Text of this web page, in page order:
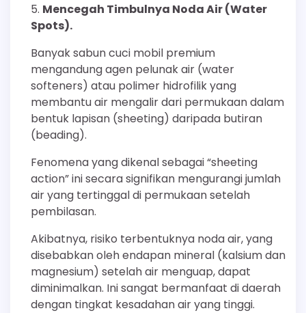
Mencegah Timbulnya Noda Air (Water
Spots).
Banyak sabun cuci mobil premium
mengandung agen pelunak air (water
softeners) atau polimer hidrofilik yang
membantu air mengalir dari permukaan dalam
bentuk lapisan (sheeting) daripada butiran
(beading).
Fenomena yang dikenal sebagai “sheeting
action” ini secara signifikan mengurangi jumlah
air yang tertinggal di permukaan setelah
pembilasan.
Akibatnya, risiko terbentuknya noda air, yang
disebabkan oleh endapan mineral (kalsium dan
magnesium) setelah air menguap, dapat
diminimalkan. Ini sangat bermanfaat di daerah
dengan tingkat kesadahan air yang tinggi.